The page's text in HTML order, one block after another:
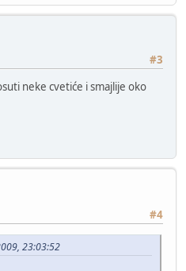
#3
neke cvetiće i smajlije oko
#4
23:03:52